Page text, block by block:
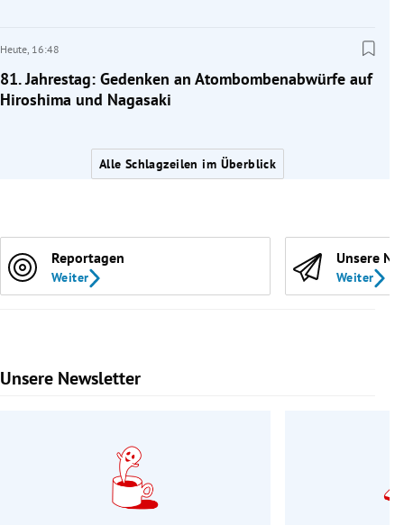
Heute, 16:48
81. Jahrestag: Gedenken an Atombombenabwürfe auf
Hiroshima und Nagasaki
Alle Schlagzeilen im Überblick
Reportagen
Weiter
Unsere
Weiter
Unsere Newsletter
Slide 1 von 9